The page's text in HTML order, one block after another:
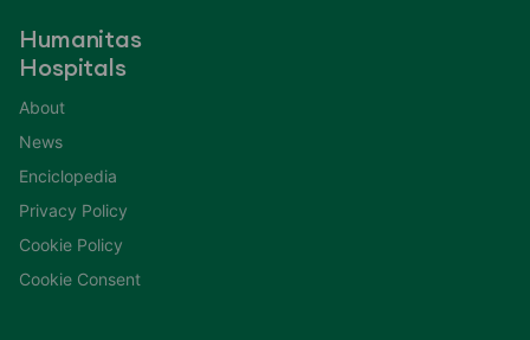
Humanitas
Hospitals
About
News
Enciclopedia
Privacy Policy
Cookie Policy
Cookie Consent